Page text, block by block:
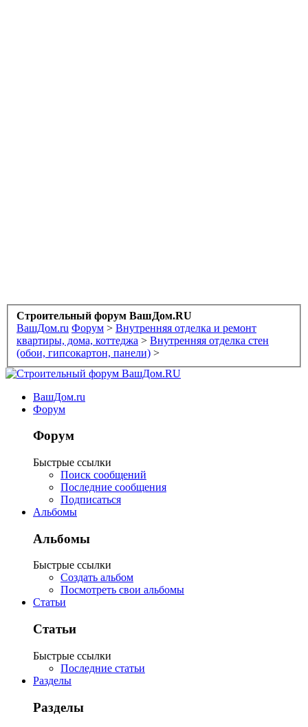
Строительный форум ВашДом.RU
ВашДом.ru Форум > Внутренняя отделка и ремонт
квартиры, дома, коттеджа > Внутренняя отделка стен
(обои, гипсокартон, панели) >
ВашДом.ru
Форум
Форум
Быстрые ссылки
Поиск сообщений
Последние сообщения
Подписаться
Альбомы
Альбомы
Быстрые ссылки
Создать альбом
Посмотреть свои альбомы
Статьи
Статьи
Быстрые ссылки
Последние статьи
Разделы
Разделы